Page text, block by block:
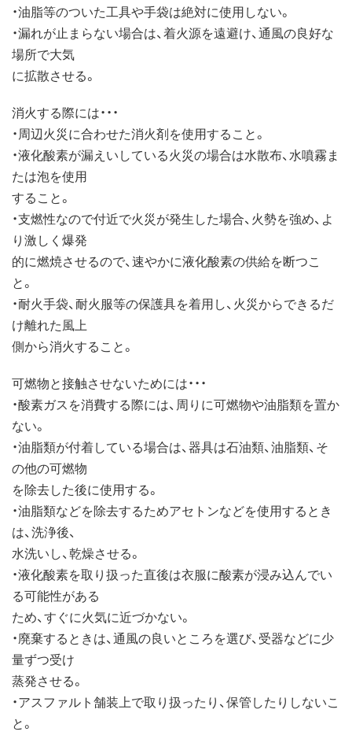
・油脂等のついた工具や手袋は絶対に使用しない。
・漏れが止まらない場合は、着火源を遠避け、通風の良好な
場所で大気
に拡散させる。
消火する際には・・・
・周辺火災に合わせた消火剤を使用すること。
・液化酸素が漏えいしている火災の場合は水散布、水噴霧ま
たは泡を使用
すること。
・支燃性なので付近で火災が発生した場合、火勢を強め、よ
り激しく爆発
的に燃焼させるので、速やかに液化酸素の供給を断つこ
と。
・耐火手袋、耐火服等の保護具を着用し、火災からできるだ
け離れた風上
側から消火すること。
可燃物と接触させないためには・・・
・酸素ガスを消費する際には、周りに可燃物や油脂類を置か
ない。
・油脂類が付着している場合は、器具は石油類、油脂類、そ
の他の可燃物
を除去した後に使用する。
・油脂類などを除去するためアセトンなどを使用するとき
は、洗浄後、
水洗いし、乾燥させる。
・液化酸素を取り扱った直後は衣服に酸素が浸み込んでい
る可能性がある
ため、すぐに火気に近づかない。
・廃棄するときは、通風の良いところを選び、受器などに少
量ずつ受け
蒸発させる。
・アスファルト舗装上で取り扱ったり、保管したりしないこ
と。